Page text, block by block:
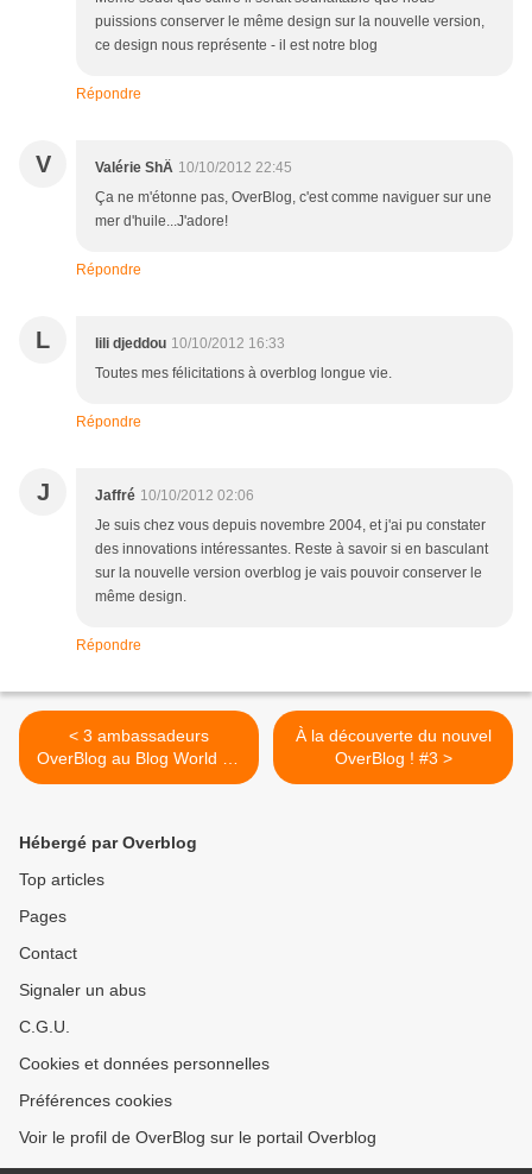
puissions conserver le même design sur la nouvelle version,
ce design nous représente - il est notre blog
Répondre
V Valérie ShÄ 10/10/2012 22:45
Ça ne m'étonne pas, OverBlog, c'est comme naviguer sur une
mer d'huile...J'adore!
Répondre
L lili djeddou 10/10/2012 16:33
Toutes mes félicitations à overblog longue vie.
Répondre
J Jaffré 10/10/2012 02:06
Je suis chez vous depuis novembre 2004, et j'ai pu constater
des innovations intéressantes. Reste à savoir si en basculant
sur la nouvelle version overblog je vais pouvoir conserver le
même design.
Répondre
< 3 ambassadeurs
OverBlog au Blog World de
New York
À la découverte du nouvel
OverBlog ! #3 >
Hébergé par Overblog
Top articles
Pages
Contact
Signaler un abus
C.G.U.
Cookies et données personnelles
Préférences cookies
Voir le profil de OverBlog sur le portail Overblog